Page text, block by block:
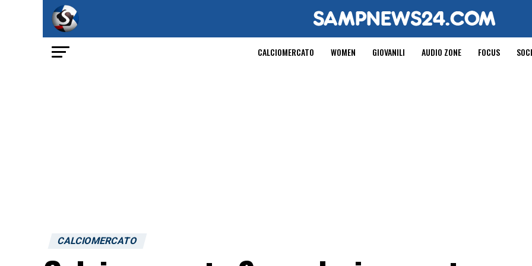
CALCIOMERCATO WOMEN GIOVANILI AUDIO ZONE FOCUS
CALCIOMERCATO